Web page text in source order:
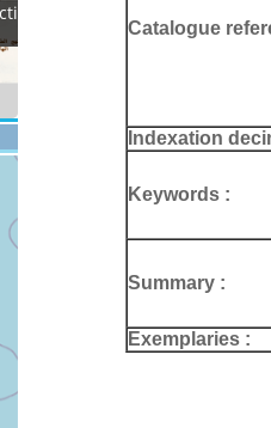
Catalogue
Indexation
Keywords :
Summary :
Exemplaries :